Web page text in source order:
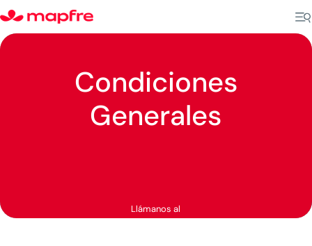
Condiciones
Generales
Llámanos al